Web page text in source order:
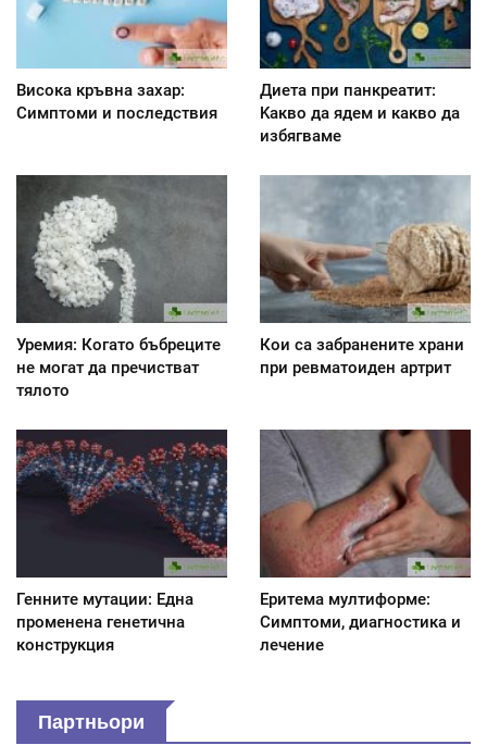
Висока кръвна захар:
Симптоми и последствия
Диета при панкреатит:
Kакво да ядем и какво да
избягваме
Уремия: Когато бъбреците
не могат да пречистват
тялото
Кои са забранените храни
при ревматоиден артрит
Генните мутации: Една
променена генетична
конструкция
Еритема мултиформе:
Симптоми, диагностика и
лечение
Партньори